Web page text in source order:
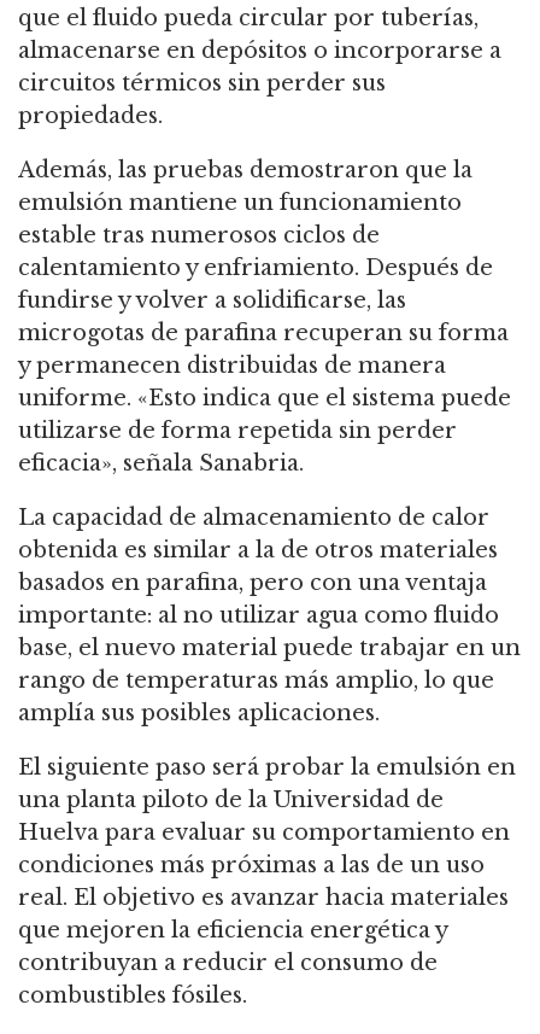
que el fluido pueda circular por tuberías,
almacenarse en depósitos o incorporarse a
circuitos térmicos sin perder sus
propiedades.
Además, las pruebas demostraron que la
emulsión mantiene un funcionamiento
estable tras numerosos ciclos de
calentamiento y enfriamiento. Después de
fundirse y volver a solidificarse, las
microgotas de parafina recuperan su forma
y permanecen distribuidas de manera
uniforme. «Esto indica que el sistema puede
utilizarse de forma repetida sin perder
eficacia», señala Sanabria.
La capacidad de almacenamiento de calor
obtenida es similar a la de otros materiales
basados en parafina, pero con una ventaja
importante: al no utilizar agua como fluido
base, el nuevo material puede trabajar en un
rango de temperaturas más amplio, lo que
amplía sus posibles aplicaciones.
El siguiente paso será probar la emulsión en
una planta piloto de la Universidad de
Huelva para evaluar su comportamiento en
condiciones más próximas a las de un uso
real. El objetivo es avanzar hacia materiales
que mejoren la eficiencia energética y
contribuyan a reducir el consumo de
combustibles fósiles.